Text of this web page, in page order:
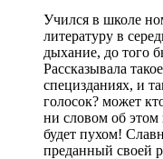
Учился в школе
литературу в
дыхание, до того
Рассказывала
специзданиях, и
голосок? может
ни словом об
будет пухом!
преданный своей